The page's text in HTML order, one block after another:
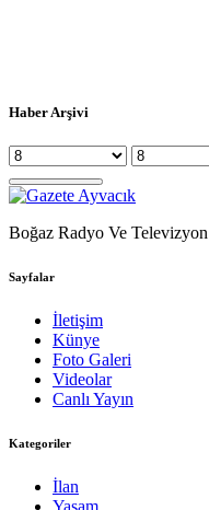
Haber Arşivi
Boğaz Radyo Ve Televizyon
Sayfalar
İletişim
Künye
Foto Galeri
Videolar
Canlı Yayın
Kategoriler
İlan